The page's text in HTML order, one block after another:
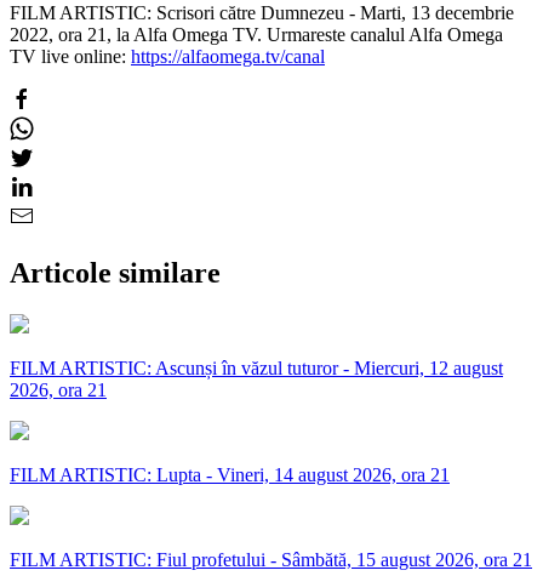
FILM ARTISTIC: Scrisori către Dumnezeu - Marti, 13 decembrie
2022, ora 21, la Alfa Omega TV. Urmareste canalul Alfa Omega
TV live online: https://alfaomega.tv/canal
Articole similare
FILM ARTISTIC: Ascunși în văzul tuturor - Miercuri, 12 august
2026, ora 21
FILM ARTISTIC: Lupta - Vineri, 14 august 2026, ora 21
FILM ARTISTIC: Fiul profetului - Sâmbătă, 15 august 2026, ora 21